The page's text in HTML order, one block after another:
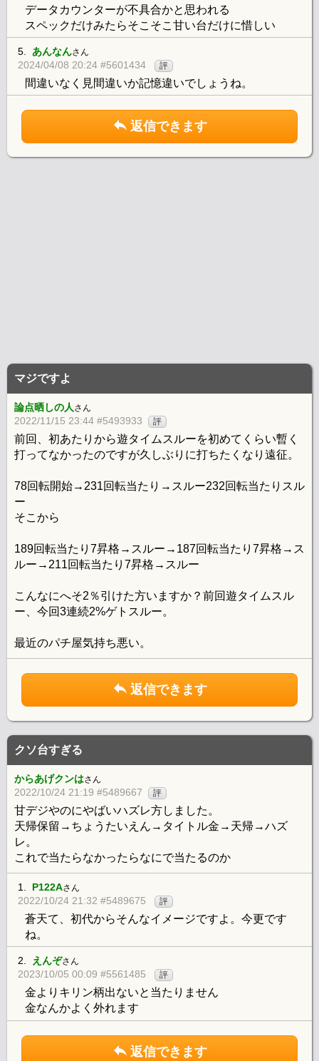
データカウンターが不具合かと思われる
スペックだけみたらそこそこ甘い台だけに惜しい
5. あんなんさん
2024/04/08 20:24 #5601434 評
間違いなく見間違いか記憶違いでしょうね。
返信できます
マジですよ
論点晒しの人さん
2022/11/15 23:44 #5493933 評
前回、初あたりから遊タイムスルーを初めてくらい暫く
打ってなかったのですが久しぶりに打ちたくなり遠征。
78回転開始→231回転当たり→スルー232回転当たりスル
ー
そこから
189回転当たり7昇格→スルー→187回転当たり7昇格→ス
ルー→211回転当たり7昇格→スルー
こんなにへそ2％引けた方いますか？前回遊タイムスル
ー、今回3連続2%ゲトスルー。
最近のパチ屋気持ち悪い。
返信できます
クソ台すぎる
からあげクンはさん
2022/10/24 21:19 #5489667 評
甘デジやのにやばいハズレ方しました。
天帰保留→ちょうたいえん→タイトル金→天帰→ハズ
レ。
これで当たらなかったらなにで当たるのか
1. P122Aさん
2022/10/24 21:32 #5489675 評
蒼天て、初代からそんなイメージですよ。今更です
ね。
2. えんぞさん
2023/10/05 00:09 #5561485 評
金よりキリン柄出ないと当たりません
金なんかよく外れます
返信できます